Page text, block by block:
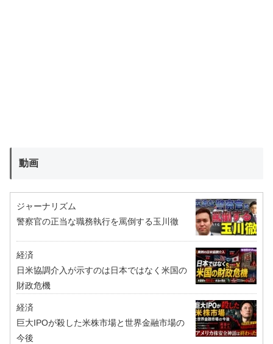
動画
ジャーナリズム
警察官の正当な職務執行を罵倒する玉川徹
経済
日米協調介入が示すのは日本ではなく米国の
財政危機
経済
巨大IPOが殺した米株市場と世界金融市場の
今後